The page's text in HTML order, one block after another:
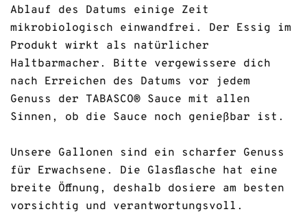
Ablauf des Datums einige Zeit
mikrobiologisch einwandfrei. Der Essig im
Produkt wirkt als natürlicher
Haltbarmacher. Bitte vergewissere dich
nach Erreichen des Datums vor jedem
Genuss der TABASCO® Sauce mit allen
Sinnen, ob die Sauce noch genießbar ist.
Unsere Gallonen sind ein scharfer Genuss
für Erwachsene. Die Glasflasche hat eine
breite Öffnung, deshalb dosiere am besten
vorsichtig und verantwortungsvoll.